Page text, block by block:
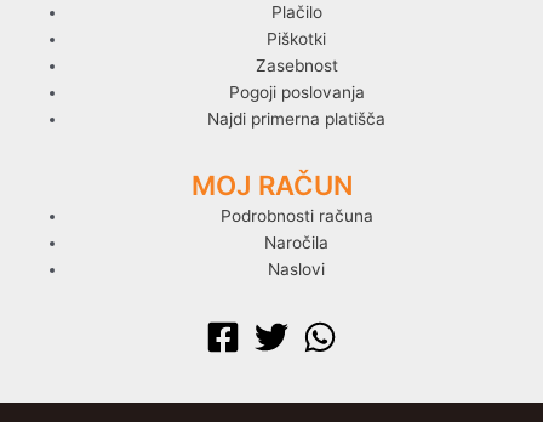
Plačilo
Piškotki
Zasebnost
Pogoji poslovanja
Najdi primerna platišča
MOJ RAČUN
Podrobnosti računa
Naročila
Naslovi